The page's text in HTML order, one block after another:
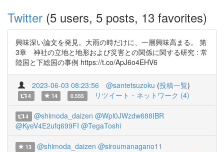
Twitter (5 users, 5 posts, 13 favorites)
興味深い論文を発見。大雨の時だけに、一層興味高まる。 第
3章 神社の立地と地形および災害との関係に関する研究 : 常
陸国と下総国の事例 https://t.co/ApJ6o4EHV6
2023-06-03 08:23:56 @santetsuzoku (投稿一覧)
4 14 0.555 リツイート・ネットワーク (4)
4 @shimoda_daizen @Wpl0JWzdw688IBR
@KyeV4E2ufq699FI @TegaToshi
13 @shimoda_daizen @siroumanagano11